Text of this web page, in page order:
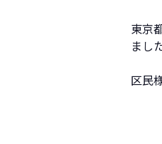
東京
まし
区民